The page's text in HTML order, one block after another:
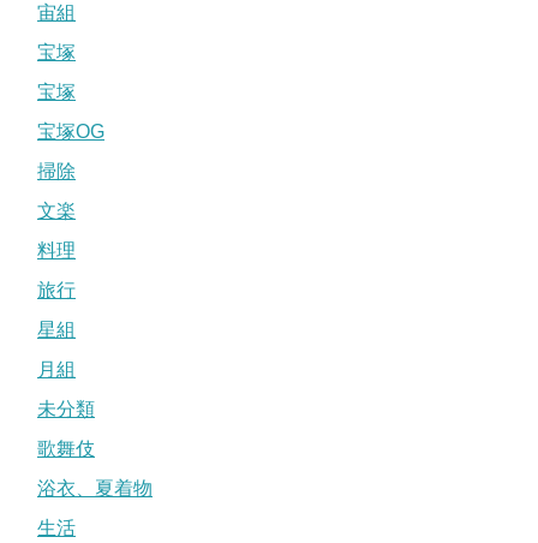
宙組
宝塚
宝塚
宝塚OG
掃除
文楽
料理
旅行
星組
月組
未分類
歌舞伎
浴衣、夏着物
生活